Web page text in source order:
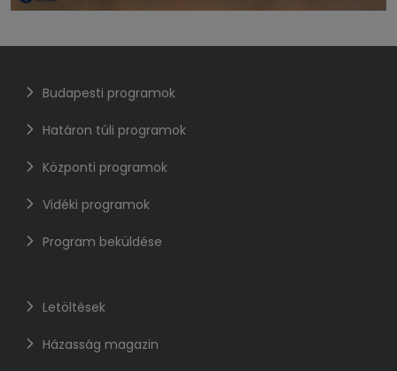
Budapesti programok
Határon túli programok
Központi programok
Vidéki programok
Program beküldése
Letöltések
Házasság magazin